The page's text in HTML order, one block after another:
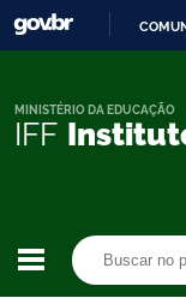
IFF
MINISTÉRIO DA EDUCAÇÃO